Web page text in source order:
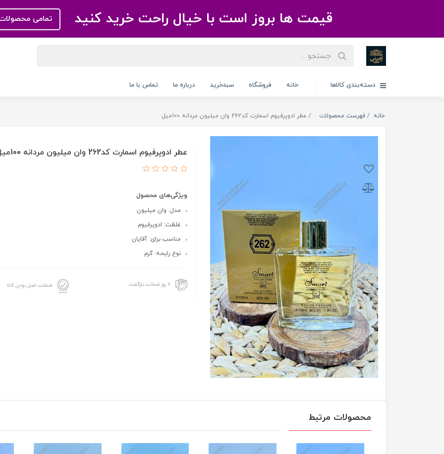
قیمت ها بروز است با خیال راحت خرید کنید تمامی
دسته‌بندی کالاها خانه فروشگاه سبدخرید درباره ما تماس با ما
خانه فهرست محصولات عطر ادوپرفیوم اسمارت کد262 وان میلیون مردانه 100میل
عطر ادوپرفیوم اسمارت کد262 وان میلیون مردانه 100میل
ویژگی‌های محصول
مدل: وان میلیون
غلظت: ادوپرفیوم
مناسب برای: آقایان
نوع رایحه: گرم
۷ روز ضمانت بازگشت ضمانت اصل بودن کالا
محصولات مرتبط